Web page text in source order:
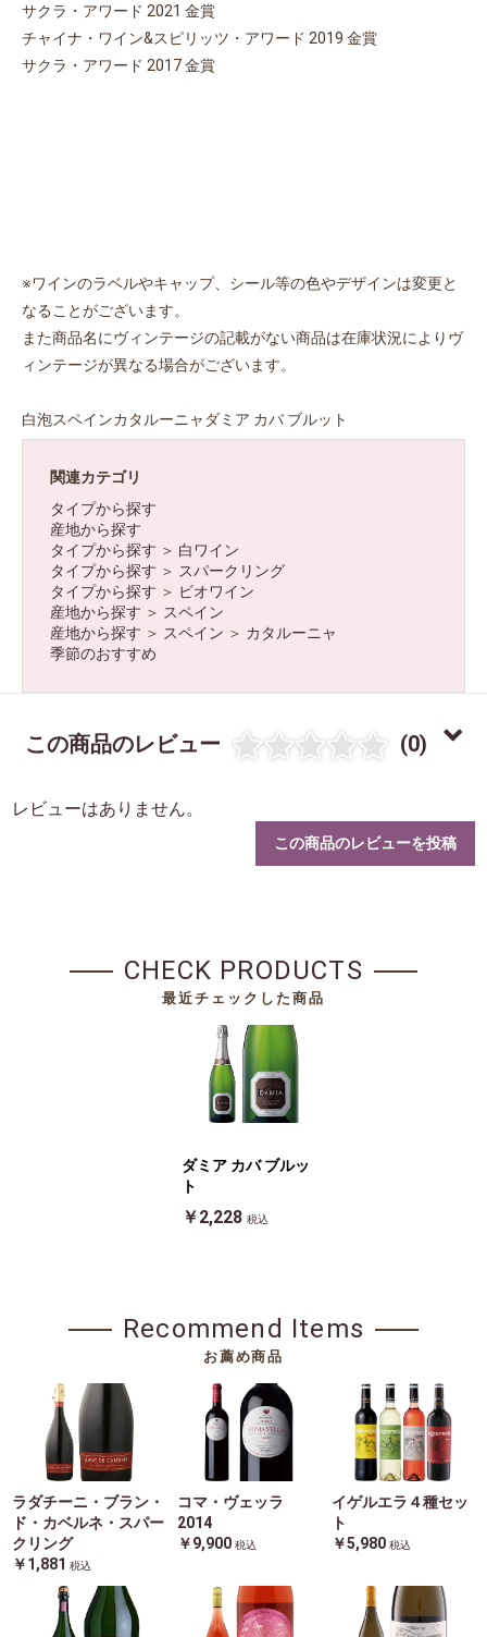
サクラ・アワード 2021 金賞
チャイナ・ワイン&スピリッツ・アワード 2019 金賞
サクラ・アワード 2017 金賞
※ワインのラベルやキャップ、シール等の色やデザインは変更と
なることがございます。
また商品名にヴィンテージの記載がない商品は在庫状況によりヴ
ィンテージが異なる場合がございます。
白泡スペインカタルーニャダミア カバ ブルット
関連カテゴリ
タイプから探す
産地から探す
タイプから探す ＞ 白ワイン
タイプから探す ＞ スパークリング
タイプから探す ＞ ビオワイン
産地から探す ＞ スペイン
産地から探す ＞ スペイン ＞ カタルーニャ
季節のおすすめ
この商品のレビュー (0)
レビューはありません。
この商品のレビューを投稿
CHECK PRODUCTS
最近チェックした商品
ダミア カバ ブルッ
ト
￥2,228 税込
Recommend Items
お薦め商品
ラダチーニ・ブラン・
ド・カベルネ・スパー
クリング
￥1,881 税込
コマ・ヴェッラ
2014
￥9,900 税込
イゲルエラ４種セッ
ト
￥5,980 税込